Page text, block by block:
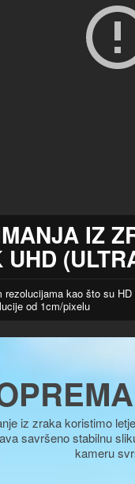
IZ
UHD
rezolucijama kao što su
od 1cm/pixelu
iz zraka koristimo
savršeno stabilnu
kameru